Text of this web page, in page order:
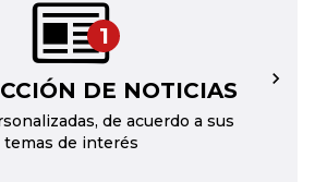
1
DE NOTICIAS
de acuerdo a sus
temas de interés
→